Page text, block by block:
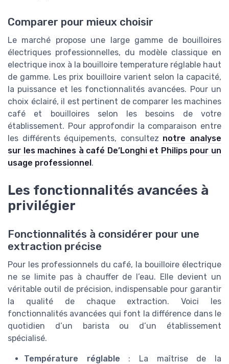
Comparer pour mieux choisir
Le marché propose une large gamme de bouilloires
électriques professionnelles, du modèle classique en
electrique inox à la bouilloire temperature réglable haut
de gamme. Les prix bouilloire varient selon la capacité,
la puissance et les fonctionnalités avancées. Pour un
choix éclairé, il est pertinent de comparer les machines
café et bouilloires selon les besoins de votre
établissement. Pour approfondir la comparaison entre
les différents équipements, consultez notre analyse
sur les machines à café De’Longhi et Philips pour un
usage professionnel.
Les fonctionnalités avancées à
privilégier
Fonctionnalités à considérer pour une
extraction précise
Pour les professionnels du café, la bouilloire électrique
ne se limite pas à chauffer de l’eau. Elle devient un
véritable outil de précision, indispensable pour garantir
la qualité de chaque extraction. Voici les
fonctionnalités avancées qui font la différence dans le
quotidien d’un barista ou d’un établissement
spécialisé.
Température réglable : La maîtrise de la